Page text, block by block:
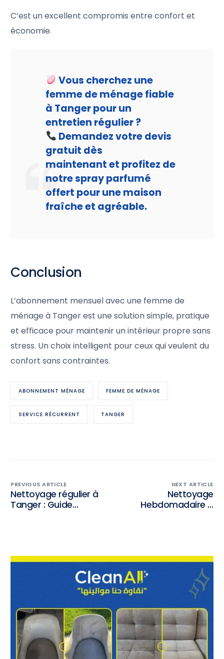
C’est un excellent compromis entre confort et
économie.
Vous cherchez une
femme de ménage fiable
à Tanger pour un
entretien régulier ?
Demandez votre devis
gratuit dès
maintenant et profitez de
notre spray parfumé
offert pour une maison
fraîche et agréable.
Conclusion
L’abonnement mensuel avec une femme de
ménage à Tanger est une solution simple, pratique
et efficace pour maintenir un intérieur propre sans
stress. Un choix intelligent pour ceux qui veulent du
confort sans contraintes.
ABONNEMENT MÉNAGE FEMME DE MÉNAGE
SERVICE RÉCURRENT TANGER
PREVIOUS ARTICLE
Nettoyage régulier à
Tanger : Guide
NEXT ARTICLE
Nettoyage
Hebdomadaire à